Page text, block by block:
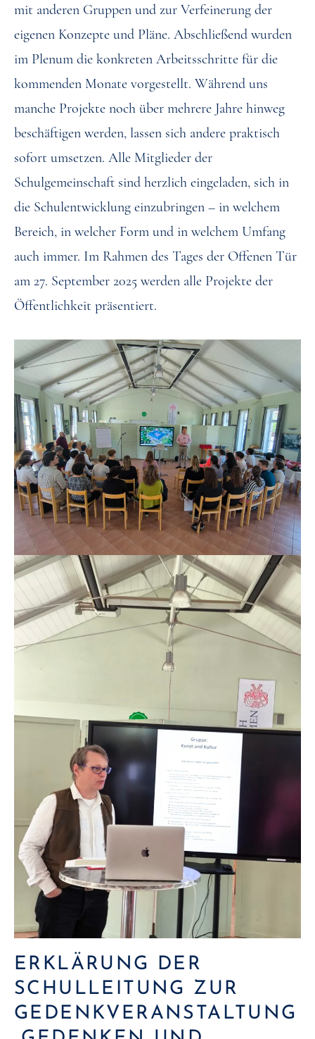
mit anderen Gruppen und zur Verfeinerung der
eigenen Konzepte und Pläne. Abschließend wurden
im Plenum die konkreten Arbeitsschritte für die
kommenden Monate vorgestellt. Während uns
manche Projekte noch über mehrere Jahre hinweg
beschäftigen werden, lassen sich andere praktisch
sofort umsetzen. Alle Mitglieder der
Schulgemeinschaft sind herzlich eingeladen, sich in
die Schulentwicklung einzubringen – in welchem
Bereich, in welcher Form und in welchem Umfang
auch immer. Im Rahmen des Tages der Offenen Tür
am 27. September 2025 werden alle Projekte der
Öffentlichkeit präsentiert.
ERKLÄRUNG DER
SCHULLEITUNG ZUR
GEDENKVERANSTALTUNG